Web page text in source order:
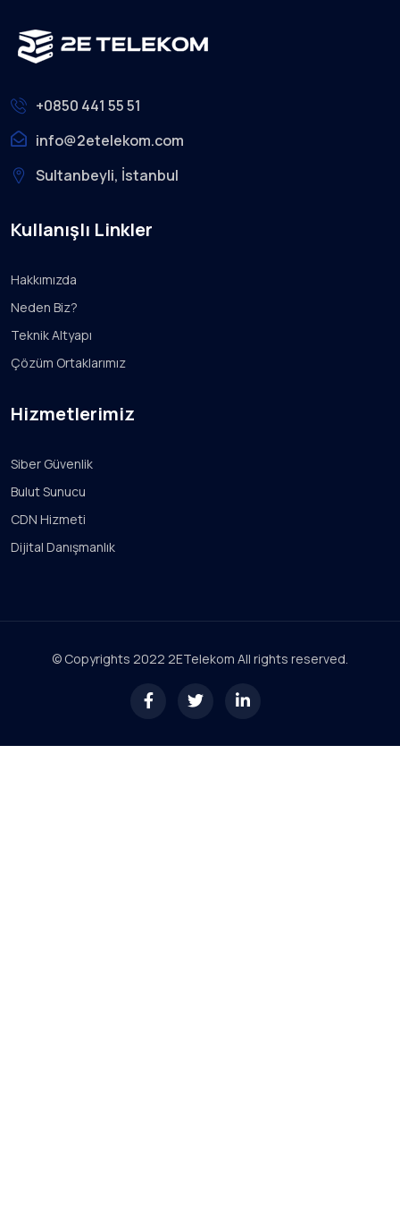
+0850 441 55 51
info@2etelekom.com
Sultanbeyli, İstanbul
Kullanışlı Linkler
Hakkımızda
Neden Biz?
Teknik Altyapı
Çözüm Ortaklarımız
Hizmetlerimiz
Siber Güvenlik
Bulut Sunucu
CDN Hizmeti
Dijital Danışmanlık
© Copyrights 2022 2ETelekom All rights reserved.